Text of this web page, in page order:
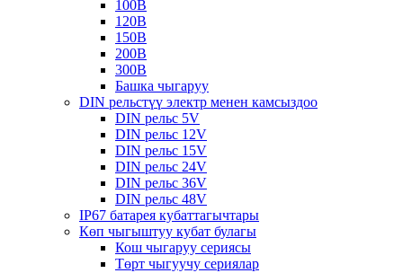
100В
120В
150В
200В
300В
Башка чыгаруу
DIN рельстүү электр менен камсыздоо
DIN рельс 5V
DIN рельс 12V
DIN рельс 15V
DIN рельс 24V
DIN рельс 36V
DIN рельс 48V
IP67 батарея кубаттагычтары
Көп чыгыштуу кубат булагы
Кош чыгаруу сериясы
Төрт чыгуучу сериялар